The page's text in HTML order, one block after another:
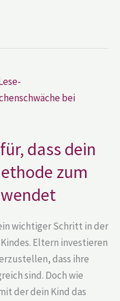
dass dein
zum
wichtiger Schritt in der
Eltern investieren
dass ihre
sind. Doch wie
der dein Kind das